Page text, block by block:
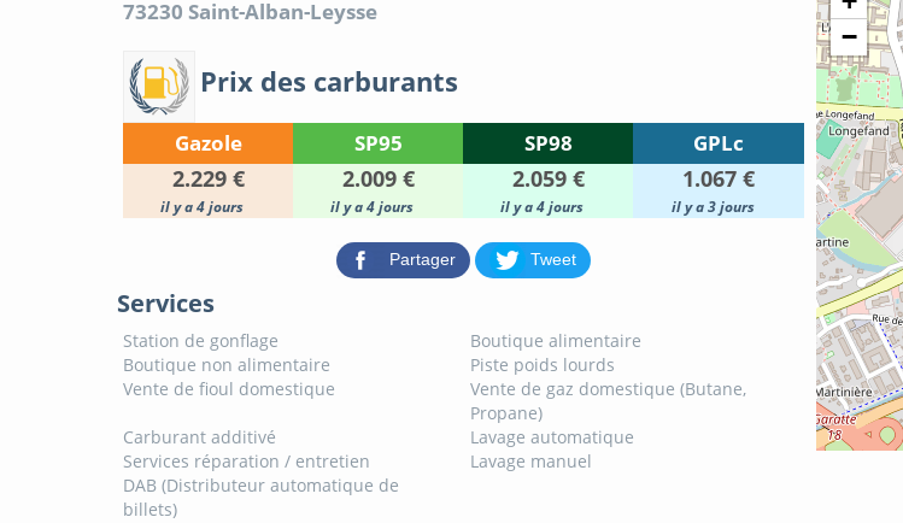
73230 Saint-Alban-Leysse
Prix des carburants
Gazole SP95 SP98 GPLc
2.229 € 2.009 € 2.059 € 1.067 €
il y a 4 jours il y a 4 jours il y a 4 jours il y a 3 jours
Partager Tweet
Services
Station de gonflage
Boutique alimentaire
Boutique non alimentaire
Piste poids lourds
Vente de fioul domestique
Vente de gaz domestique (Butane,
Propane)
Carburant additivé
Lavage automatique
Services réparation / entretien
Lavage manuel
DAB (Distributeur automatique de
billets)
−